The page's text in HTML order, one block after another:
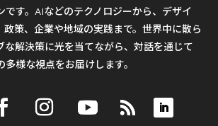
です。AIなどのテクノロジーから、デザイ
政策、企業や地域の実践まで。世界中に散ら
な解決策に光を当てながら、対話を通じて
様な視点をお届けします。